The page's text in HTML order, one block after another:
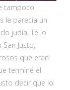
tampoco
le parecía un
judía. Te lo
Justo,
que eran
terminé el
decir que lo